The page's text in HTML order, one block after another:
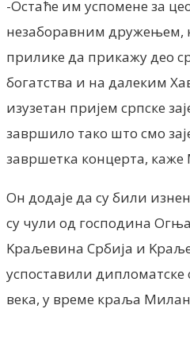
-Остаће им успомене за
незаборавним дружењем,
прилике да прикажу део
богатства и на далеким
изузетан пријем српске
завршило тако што смо
завршетка концерта,
Он додаје да су били
су чули од господина
Kраљевина Србија и
успоставили дипломатске
века, у време краља